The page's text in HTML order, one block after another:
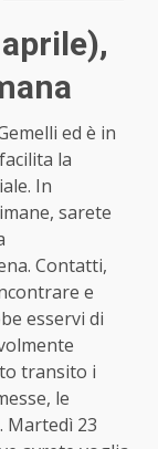
,
ed è in
la
In
sarete
Contatti,
e
esservi di
transito i
le
23